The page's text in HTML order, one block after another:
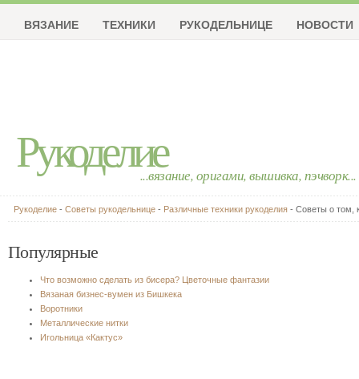
Рукоделие...вязание, оригами, вышивка, пэчворк...
ВЯЗАНИЕ ТЕХНИКИ РУКОДЕЛЬНИЦЕ НОВОСТИ
Рукоделие - Советы рукодельнице - Различные техники рукоделия - Советы о том,
Популярные
Что возможно сделать из бисера? Цветочные фантазии
Вязаная бизнес-вумен из Бишкека
Воротники
Металлические нитки
Игольница «Кактус»